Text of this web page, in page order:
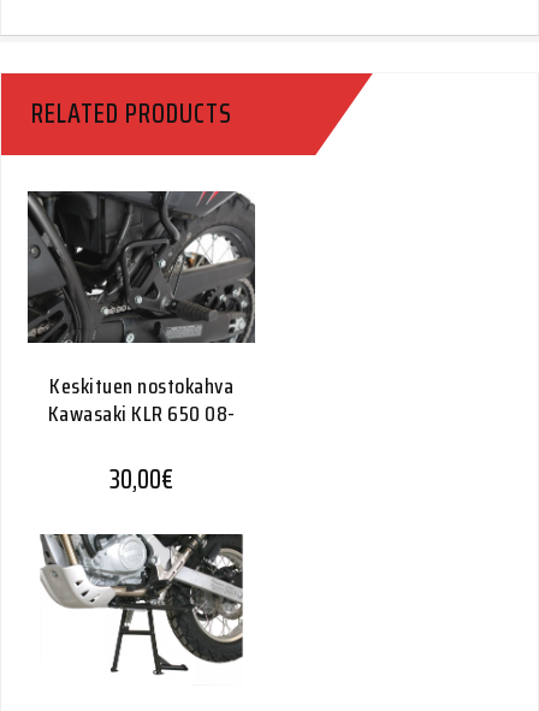
Quantity
RELATED PRODUCTS
Keskituen nostokahva
Kawasaki KLR 650 08-
30,00€